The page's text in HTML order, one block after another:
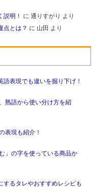
説明！
に通りすがり より
点とは？ に 山田 より
語表現でも違いを掘り下げ！
熟語から使い分け方を紹
表現も紹介！
」の字を使っている商品か
するタレやおすすめレシピも